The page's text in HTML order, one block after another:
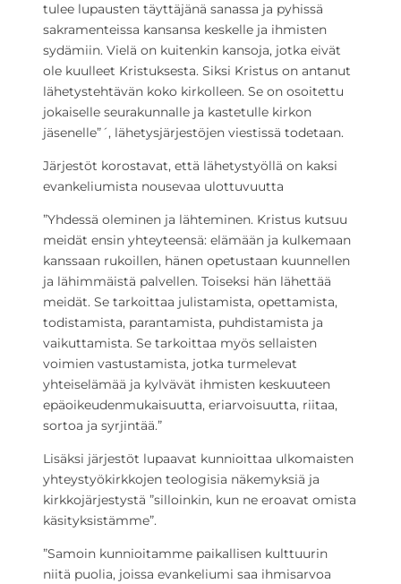
tulee lupausten täyttäjänä sanassa ja pyhissä
sakramenteissa kansansa keskelle ja ihmisten
sydämiin. Vielä on kuitenkin kansoja, jotka eivät
ole kuulleet Kristuksesta. Siksi Kristus on antanut
lähetystehtävän koko kirkolleen. Se on osoitettu
jokaiselle seurakunnalle ja kastetulle kirkon
jäsenelle”´, lähetysjärjestöjen viestissä todetaan.
Järjestöt korostavat, että lähetystyöllä on kaksi
evankeliumista nousevaa ulottuvuutta
”Yhdessä oleminen ja lähteminen. Kristus kutsuu
meidät ensin yhteyteensä: elämään ja kulkemaan
kanssaan rukoillen, hänen opetustaan kuunnellen
ja lähimmäistä palvellen. Toiseksi hän lähettää
meidät. Se tarkoittaa julistamista, opettamista,
todistamista, parantamista, puhdistamista ja
vaikuttamista. Se tarkoittaa myös sellaisten
voimien vastustamista, jotka turmelevat
yhteiselämää ja kylvävät ihmisten keskuuteen
epäoikeudenmukaisuutta, eriarvoisuutta, riitaa,
sortoa ja syrjintää.”
Lisäksi järjestöt lupaavat kunnioittaa ulkomaisten
yhteystyökirkkojen teologisia näkemyksiä ja
kirkkojärjestystä ”silloinkin, kun ne eroavat omista
käsityksistämme”.
”Samoin kunnioitamme paikallisen kulttuurin
niitä puolia, joissa evankeliumi saa ihmisarvoa